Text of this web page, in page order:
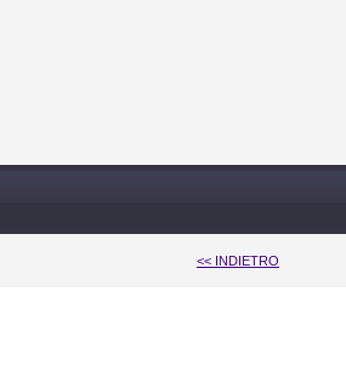
<< INDIETRO